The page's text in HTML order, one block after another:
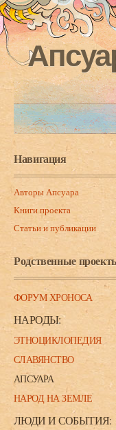
Навигация
Авторы Апсуара
Книги проекта
Статьи и публикации
Родственные
ФОРУМ ХРОНОСА
НАРОДЫ:
ЭТНОЦИКЛОПЕДИЯ
СЛАВЯНСТВО
АПСУАРА
НАРОД НА ЗЕМЛЕ
ЛЮДИ И СОБЫТИЯ: